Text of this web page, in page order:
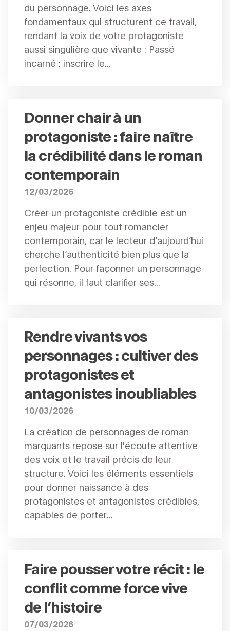
du personnage. Voici les axes
fondamentaux qui structurent ce travail,
rendant la voix de votre protagoniste
aussi singulière que vivante : Passé
incarné : inscrire le...
Donner chair à un
protagoniste : faire naître
la crédibilité dans le roman
contemporain
12/03/2026
Créer un protagoniste crédible est un
enjeu majeur pour tout romancier
contemporain, car le lecteur d’aujourd’hui
cherche l’authenticité bien plus que la
perfection. Pour façonner un personnage
qui résonne, il faut clarifier ses...
Rendre vivants vos
personnages : cultiver des
protagonistes et
antagonistes inoubliables
10/03/2026
La création de personnages de roman
marquants repose sur l'écoute attentive
des voix et le travail précis de leur
structure. Voici les éléments essentiels
pour donner naissance à des
protagonistes et antagonistes crédibles,
capables de porter...
Faire pousser votre récit : le
conflit comme force vive
de l’histoire
07/03/2026